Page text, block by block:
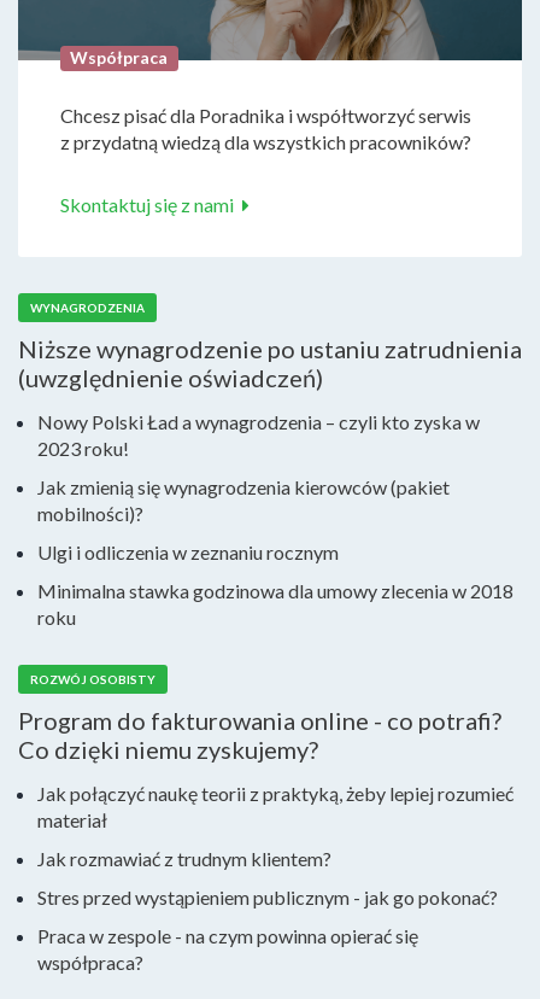
Współpraca
Chcesz pisać dla Poradnika i współtworzyć serwis
z przydatną wiedzą dla wszystkich pracowników?
Skontaktuj się z nami
WYNAGRODZENIA
Niższe wynagrodzenie po ustaniu zatrudnienia
(uwzględnienie oświadczeń)
Nowy Polski Ład a wynagrodzenia – czyli kto zyska w
2023 roku!
Jak zmienią się wynagrodzenia kierowców (pakiet
mobilności)?
Ulgi i odliczenia w zeznaniu rocznym
Minimalna stawka godzinowa dla umowy zlecenia w 2018
roku
ROZWÓJ OSOBISTY
Program do fakturowania online - co potrafi?
Co dzięki niemu zyskujemy?
Jak połączyć naukę teorii z praktyką, żeby lepiej rozumieć
materiał
Jak rozmawiać z trudnym klientem?
Stres przed wystąpieniem publicznym - jak go pokonać?
Praca w zespole - na czym powinna opierać się
współpraca?